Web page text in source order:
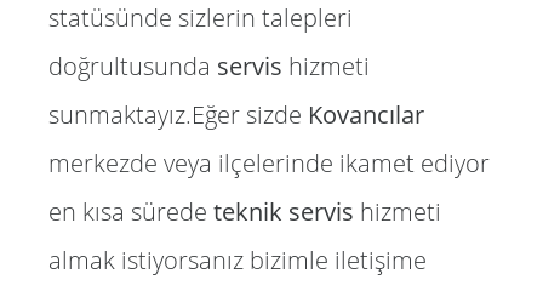
statüsünde sizlerin talepleri
doğrultusunda servis hizmeti
sunmaktayız.Eğer sizde Kovancılar
merkezde veya ilçelerinde ikamet ediyor
en kısa sürede teknik servis hizmeti
almak istiyorsanız bizimle iletişime